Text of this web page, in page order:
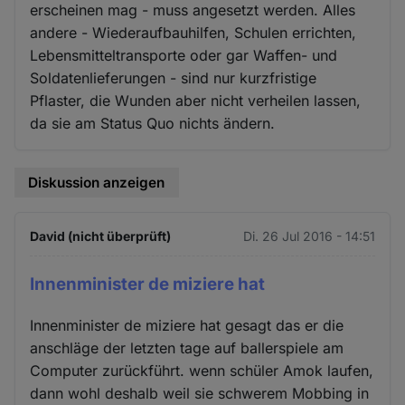
erscheinen mag - muss angesetzt werden. Alles
andere - Wiederaufbauhilfen, Schulen errichten,
Lebensmitteltransporte oder gar Waffen- und
Soldatenlieferungen - sind nur kurzfristige
Pflaster, die Wunden aber nicht verheilen lassen,
da sie am Status Quo nichts ändern.
Diskussion anzeigen
David (nicht überprüft) Di. 26 Jul 2016 - 14:51
Innenminister de miziere hat
Innenminister de miziere hat gesagt das er die
anschläge der letzten tage auf ballerspiele am
Computer zurückführt. wenn schüler Amok laufen,
dann wohl deshalb weil sie schwerem Mobbing in